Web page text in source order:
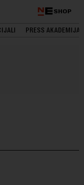
SHOP
PRESS AKADEMIJA